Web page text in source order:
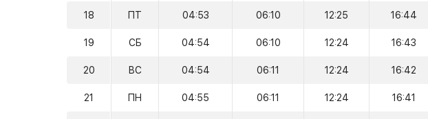
18 ПТ 04:53 06:10 12:25 16:44
19 СБ 04:54 06:10 12:24 16:43
20 ВС 04:54 06:11 12:24 16:42
21 ПН 04:55 06:11 12:24 16:41